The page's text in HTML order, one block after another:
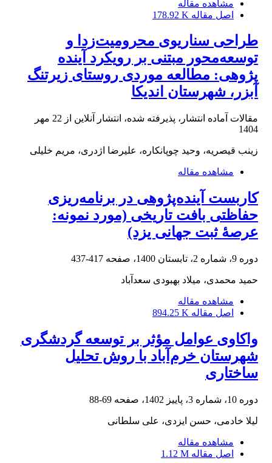
مشاهده مقاله
اصل مقاله 178.92 K
طراحی سناریوی محرومیت‌زدا و
توسعه‌محور مبتنی بر رویکرد آینده
پژوهی: مطالعه موردی روستای زیرتنگ
آبزر، شهرستان اندیکا
مقالات آماده انتشار، پذیرفته شده، انتشار آنلاین از
22 مهر
1404
زینب قیصریه، وحید چوپانکاره، علیرضا اژدری، مریم خلیلی
مشاهده مقاله
کاربست آینده‌پژوهی در برنامه‌ریزی
حفاظتی بافت تاریخی (مورد ‌نمونه:
عرصۀ ثبت جهانی یزد)
دوره 9، شماره 2، تابستان 1400، صفحه 417-437
حمید محمدی، میلاد بهبودی سعدآباد
مشاهده مقاله
اصل مقاله 894.25 K
واکاوی عوامل مؤثر بر توسعه گردشگری
شهرستان خرم‌آباد با روش تحلیل
ساختاری
دوره 10، شماره 3، پاییز 1402، صفحه 69-88
لیلا خادمی، حسن ایزدی، علی سلطانی
مشاهده مقاله
اصل مقاله 1.12 M